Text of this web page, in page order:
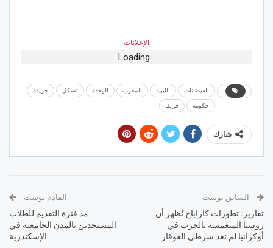
- الإعلانات -
Loading...
الفيضانات الليبية المغرب الوحدة تشكل جريدة
حكومة فريقا
شارك
السابق بوست
تقارير: تطورات كاراباخ تُظهر أن
روسيا المنغمسة بالحرب في
أوكرانيا لم تعد شرطي القوقاز
القادم بوست
مد فترة التقديم للطلاب
المستجدين بالمدن الجامعية في
الإسكندرية